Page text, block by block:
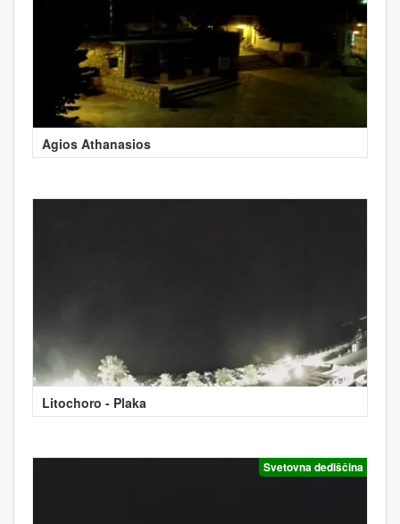
Agios Athanasios
Litochoro - Plaka
Svetovna dediščina